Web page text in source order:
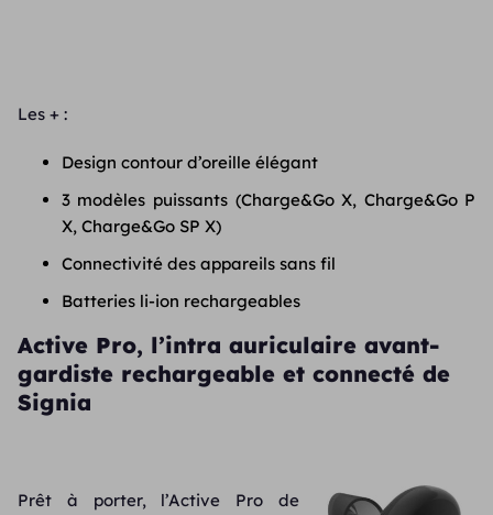
Les + :
Design contour d’oreille élégant
3 modèles puissants (Charge&Go X, Charge&Go P
X, Charge&Go SP X)
Connectivité des appareils sans fil
Batteries li-ion rechargeables
Active Pro, l’intra auriculaire avant-
gardiste rechargeable et connecté de
Signia
Prêt à porter, l’Active Pro de